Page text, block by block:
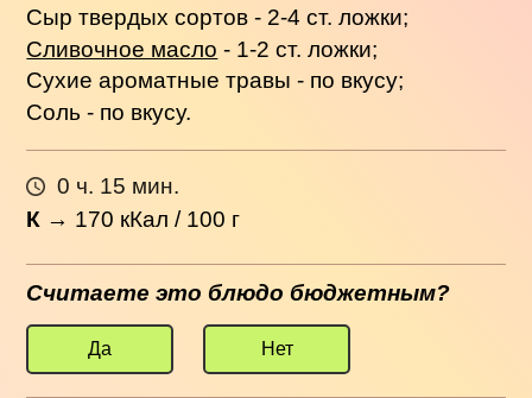
Сыр твердых сортов - 2-4 ст. ложки;
Сливочное масло - 1-2 ст. ложки;
Сухие ароматные травы - по вкусу;
Соль - по вкусу.
0 ч. 15 мин.
К → 170 кКал / 100 г
Считаете это блюдо бюджетным?
Да Нет